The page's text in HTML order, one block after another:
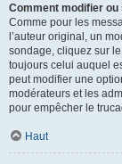
Comment modifier
Comme pour les
l’auteur original, un
sondage, cliquez sur
toujours celui auquel
peut modifier une
modérateurs et les
pour empêcher le
Haut